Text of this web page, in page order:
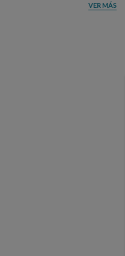
VER MÁS